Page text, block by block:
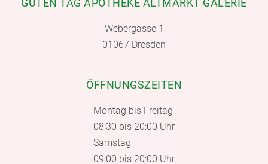
GUTEN TAG APOTHEKE ALTMARKT GALERIE
Webergasse 1
01067 Dresden
ÖFFNUNGSZEITEN
Montag bis Freitag
08:30 bis 20:00 Uhr
Samstag
09:00 bis 20:00 Uhr